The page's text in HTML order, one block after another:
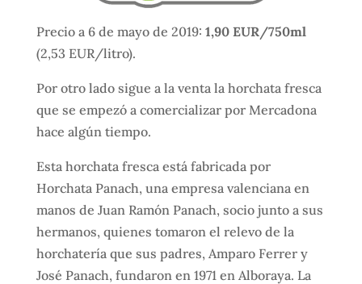
Precio a 6 de mayo de 2019: 1,90 EUR/750ml
(2,53 EUR/litro).
Por otro lado sigue a la venta la horchata fresca
que se empezó a comercializar por Mercadona
hace algún tiempo.
Esta horchata fresca está fabricada por
Horchata Panach, una empresa valenciana en
manos de Juan Ramón Panach, socio junto a sus
hermanos, quienes tomaron el relevo de la
horchatería que sus padres, Amparo Ferrer y
José Panach, fundaron en 1971 en Alboraya. La